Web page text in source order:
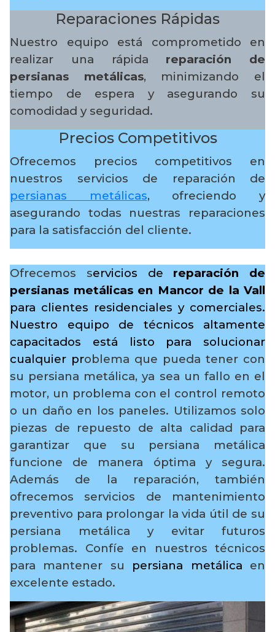
Reparaciones Rápidas
Nuestro equipo está comprometido en
realizar una rápida reparación de
persianas metálicas, minimizando el
tiempo de espera y asegurando su
comodidad y seguridad.
Precios Competitivos
Ofrecemos precios competitivos en
nuestros servicios de reparación de
persianas metálicas, ofreciendo y
asegurando todas nuestras reparaciones
para la satisfacción del cliente.
Ofrecemos servicios de reparación de
persianas metálicas en Mancor de la Vall
para clientes residenciales y comerciales.
Nuestro equipo de técnicos altamente
capacitados está listo para solucionar
cualquier problema que pueda tener con
su persiana metálica, ya sea un fallo en el
motor, un problema con el control remoto
o un daño en los paneles. Utilizamos solo
piezas de repuesto de alta calidad para
garantizar que su persiana metálica
funcione de manera óptima y segura.
Además de la reparación, también
ofrecemos servicios de mantenimiento
preventivo para prolongar la vida útil de su
persiana metálica y evitar futuros
problemas. Confíe en nuestros técnicos
para mantener su persiana metálica en
excelente estado.